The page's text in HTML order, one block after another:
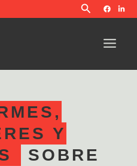
Buscar
Y
SOBRE